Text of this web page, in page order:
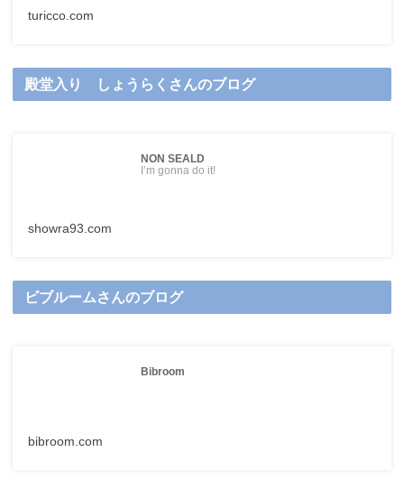
turicco.com
殿堂入り しょうらくさんのブログ
NON SEALD
I’m gonna do it!
showra93.com
ビブルームさんのブログ
Bibroom
bibroom.com